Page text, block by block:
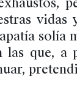
vidas
solía
las que, a